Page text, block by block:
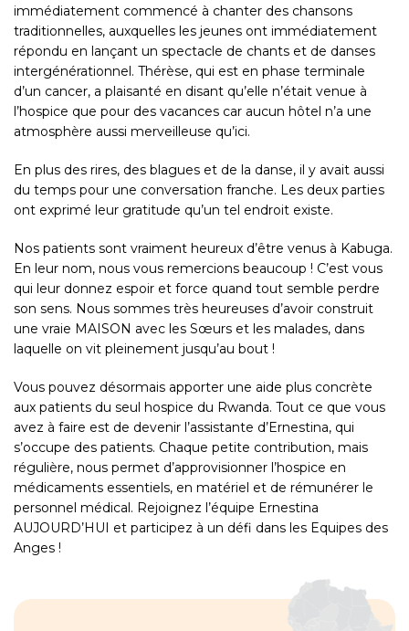
immédiatement commencé à chanter des chansons
traditionnelles, auxquelles les jeunes ont immédiatement
répondu en lançant un spectacle de chants et de danses
intergénérationnel. Thérèse, qui est en phase terminale
d’un cancer, a plaisanté en disant qu’elle n’était venue à
l’hospice que pour des vacances car aucun hôtel n’a une
atmosphère aussi merveilleuse qu’ici.
En plus des rires, des blagues et de la danse, il y avait aussi
du temps pour une conversation franche. Les deux parties
ont exprimé leur gratitude qu’un tel endroit existe.
Nos patients sont vraiment heureux d’être venus à Kabuga.
En leur nom, nous vous remercions beaucoup ! C’est vous
qui leur donnez espoir et force quand tout semble perdre
son sens. Nous sommes très heureuses d’avoir construit
une vraie MAISON avec les Sœurs et les malades, dans
laquelle on vit pleinement jusqu’au bout !
Vous pouvez désormais apporter une aide plus concrète
aux patients du seul hospice du Rwanda. Tout ce que vous
avez à faire est de devenir l’assistante d’Ernestina, qui
s’occupe des patients. Chaque petite contribution, mais
régulière, nous permet d’approvisionner l’hospice en
médicaments essentiels, en matériel et de rémunérer le
personnel médical. Rejoignez l’équipe Ernestina
AUJOURD’HUI et participez à un défi dans les Equipes des
Anges !